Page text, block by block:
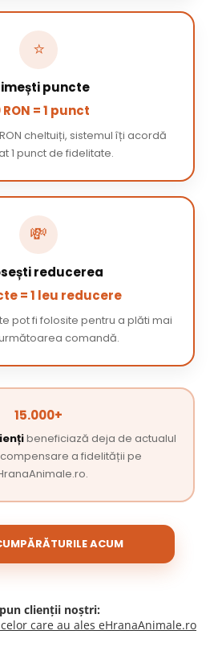
⭐
puncte
RON = 1 punct
cheltuiți, sistemul îți acordă
1 punct de fidelitate.
💸
reducerea
= 1 leu reducere
pot fi folosite pentru a plăti mai
comandă.
15.000+
beneficiază deja de actualul
a fidelității pe
ACUM
clienții noștri:
care au ales eHranaAnimale.ro